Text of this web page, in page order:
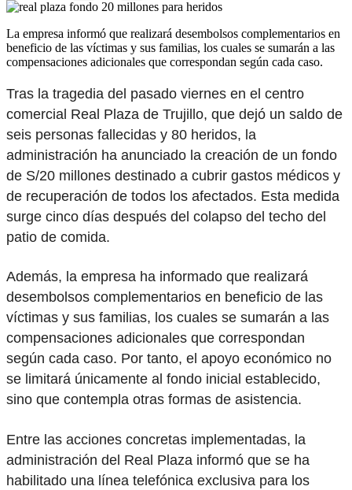
La empresa informó que realizará desembolsos complementarios en
beneficio de las víctimas y sus familias, los cuales se sumarán a las
compensaciones adicionales que correspondan según cada caso.
Tras la tragedia del pasado viernes en el centro
comercial Real Plaza de Trujillo, que dejó un saldo de
seis personas fallecidas y 80 heridos, la
administración ha anunciado la creación de un fondo
de S/20 millones destinado a cubrir gastos médicos y
de recuperación de todos los afectados. Esta medida
surge cinco días después del colapso del techo del
patio de comida.
Además, la empresa ha informado que realizará
desembolsos complementarios en beneficio de las
víctimas y sus familias, los cuales se sumarán a las
compensaciones adicionales que correspondan
según cada caso. Por tanto, el apoyo económico no
se limitará únicamente al fondo inicial establecido,
sino que contempla otras formas de asistencia.
Entre las acciones concretas implementadas, la
administración del Real Plaza informó que se ha
habilitado una línea telefónica exclusiva para los